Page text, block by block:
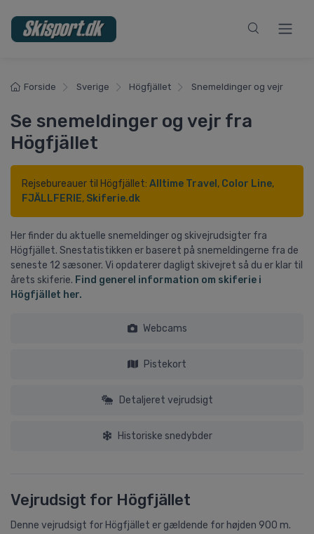
Forside Sverige Högfjället Snemeldinger og vejr
Se snemeldinger og vejr fra
Högfjället
Rejsebureauer til Högfjället: Alltime Travel, Color Line,
FJÄLLFERIE, Skiferie.dk
Her finder du aktuelle snemeldinger og skivejrudsigter fra
Högfjället. Snestatistikken er baseret på snemeldingerne fra de
seneste 12 sæsoner. Vi opdaterer dagligt skivejret så du er klar til
årets skiferie. Find generel information om skiferie i
Högfjället her.
Webcams
Pistekort
Detaljeret vejrudsigt
Historiske snedybder
Vejrudsigt for Högfjället
Denne vejrudsigt for Högfjället er gældende for højden 900 m.